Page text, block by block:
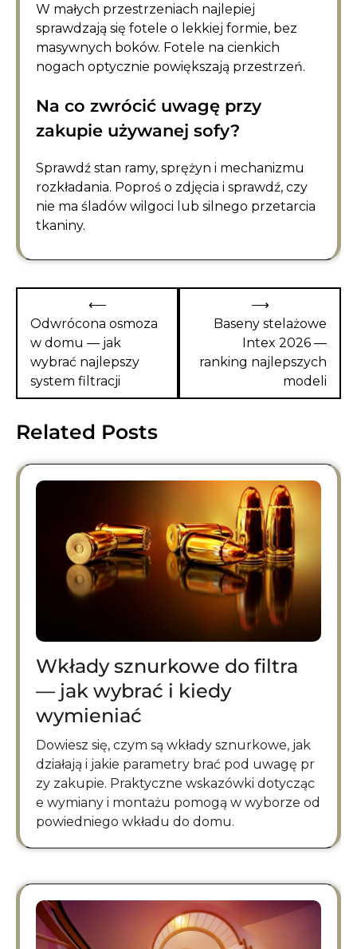
W małych przestrzeniach najlepiej
sprawdzają się fotele o lekkiej formie, bez
masywnych boków. Fotele na cienkich
nogach optycznie powiększają przestrzeń.
Na co zwrócić uwagę przy
zakupie używanej sofy?
Sprawdź stan ramy, sprężyn i mechanizmu
rozkładania. Poproś o zdjęcia i sprawdź, czy
nie ma śladów wilgoci lub silnego przetarcia
tkaniny.
Nawigacja
wpisu
⟵
Odwrócona osmoza
w domu — jak
wybrać najlepszy
system filtracji
Baseny stelażowe
Intex 2026 —
ranking najlepszych
modeli
⟶
Related Posts
Wkłady sznurkowe do filtra
— jak wybrać i kiedy
wymieniać
Dowiesz się, czym są wkłady sznurkowe, jak
działają i jakie parametry brać pod uwagę pr
zy zakupie. Praktyczne wskazówki dotycząc
e wymiany i montażu pomogą w wyborze od
powiedniego wkładu do domu.